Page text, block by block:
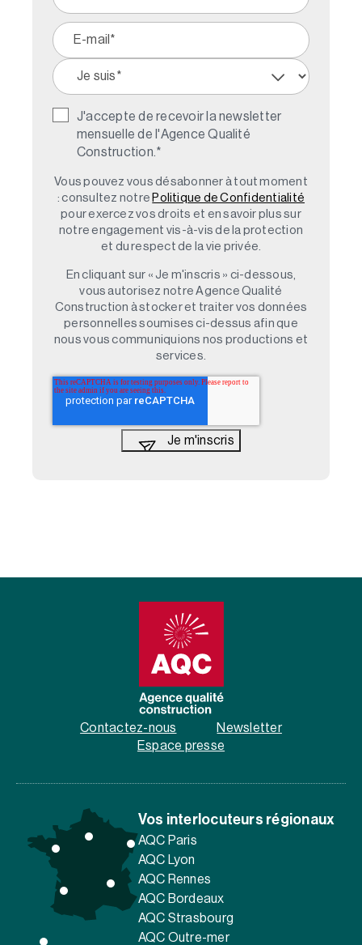
J'accepte de recevoir la newsletter
mensuelle de l'Agence Qualité
Construction. *
Vous pouvez vous désabonner à tout moment
: consultez notre Politique de Confidentialité
pour exercez vos droits et en savoir plus sur
notre engagement vis-à-vis de la protection
et du respect de la vie privée.
En cliquant sur « Je m'inscris » ci-dessous,
vous autorisez notre Agence Qualité
Construction à stocker et traiter vos données
personnelles soumises ci-dessus afin que
nous vous communiquions nos productions et
services.
Contactez-nous
Newsletter
Espace presse
Vos interlocuteurs régionaux
AQC Paris
AQC Lyon
AQC Rennes
AQC Bordeaux
AQC Strasbourg
AQC Outre-mer